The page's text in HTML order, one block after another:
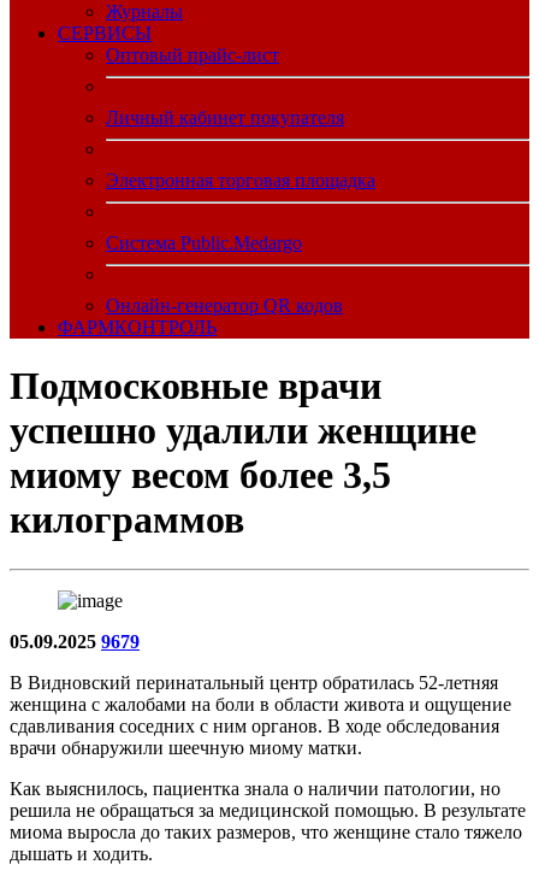
Журналы
CЕРВИСЫ
Оптовый прайс-лист
Личный кабинет покупателя
Электронная торговая площадка
Система Public.Medargo
Онлайн-генератор QR кодов
ФАРМКОНТРОЛЬ
Подмосковные врачи
успешно удалили женщине
миому весом более 3,5
килограммов
05.09.2025 9679
В Видновский перинатальный центр обратилась 52-летняя
женщина с жалобами на боли в области живота и ощущение
сдавливания соседних с ним органов. В ходе обследования
врачи обнаружили шеечную миому матки.
Как выяснилось, пациентка знала о наличии патологии, но
решила не обращаться за медицинской помощью. В результате
миома выросла до таких размеров, что женщине стало тяжело
дышать и ходить.